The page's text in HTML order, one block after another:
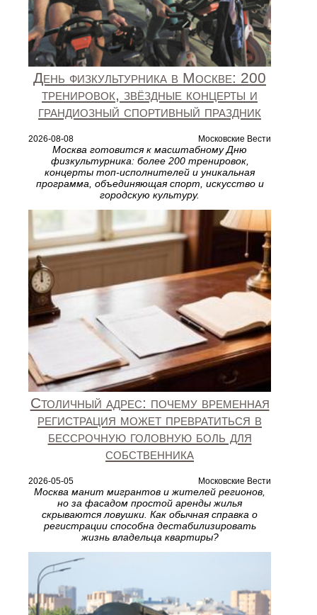
День физкультурника в Москве: 200
тренировок, звёздные концерты и
грандиозный спортивный праздник
2026-08-08 Московские Вести
Москва готовится к масштабному Дню
физкультурника: более 200 тренировок,
концерты топ‑исполнителей и уникальная
программа, объединяющая спорт, искусство и
городскую культуру.
Столичный адрес: почему временная
регистрация может превратиться в
бессрочную головную боль для
собственника
2026-05-05 Московские Вести
Москва манит мигрантов и жителей регионов,
но за фасадом простой аренды жилья
скрываются ловушки. Как обычная справка о
регистрации способна дестабилизировать
жизнь владельца квартиры?